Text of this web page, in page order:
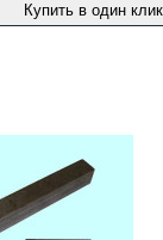
Купить в один клик